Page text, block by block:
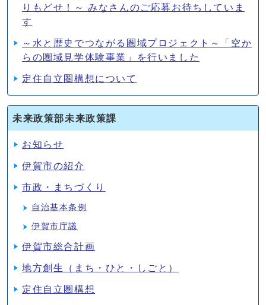
りもどせ！～ みなさんのご応募お待ちしていま
す
～水と歴史でつながる圏域プロジェクト～「空か
らの圏域見学体験事業」を行いました
定住自立圏構想について
未来政策部未来政策課
お知らせ
伊賀市の紹介
市政・まちづくり
自治基本条例
伊賀市庁議
伊賀市総合計画
地方創生（まち・ひと・しごと）
定住自立圏構想